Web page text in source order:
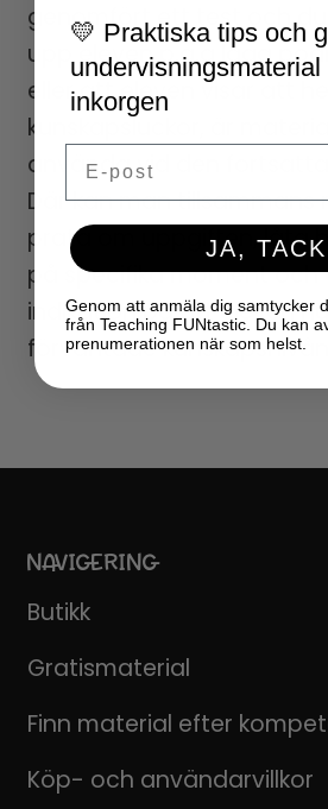
genomfört ett test och du
upp eleven p.g.a låga
eller att eleven visar att
kunskapsluckor, är
använda vid den fortsatta
Där kan man tillsammans
prata om uppgiften, låta
på specifika moment och
indikation på att eleven nu
förväntade kunskapsnivån.
NAVIGERING
Butikk
Gratismaterial
Finn material efter
Köp- och användarvillkor
💛 Praktiska tips och
undervisningsmaterial
inkorgen
JA, TACK
Genom att anmäla dig samtycker
från Teaching FUNtastic. Du kan
prenumerationen när som helst.